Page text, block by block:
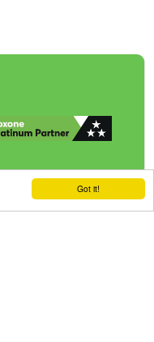
Got it!